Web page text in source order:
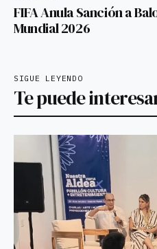
FIFA Anula Sanción a
Mundial 2026
SIGUE LEYENDO
Te puede